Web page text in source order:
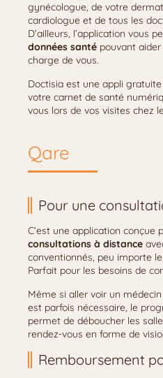
gynécologue, de votre
cardiologue et de tous les
D’ailleurs, l’application vous
données santé pouvant
charge de vous.
Doctisia est une appli
votre carnet de santé
vous lors de vos visites chez
Qare
Pour une
C’est une application conçue
consultations à distance
conventionnés, peu importe
Parfait pour les besoins de
Même si aller voir un
est parfois nécessaire, le
permet de déboucher les
rendez-vous en forme de
Remboursement